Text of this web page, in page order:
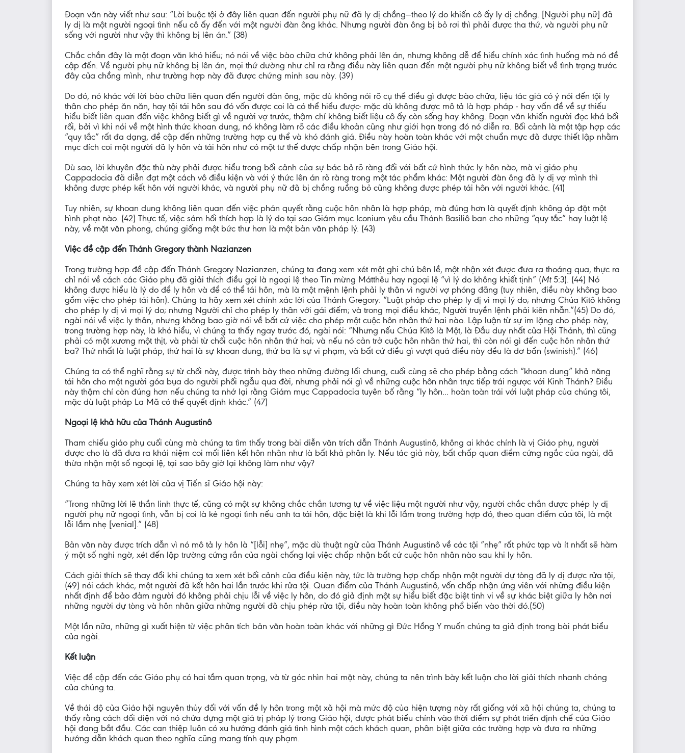
Đoạn văn này viết như sau: “Lời buộc tội ở đây liên quan đến người phụ nữ đã ly dị chồng—theo lý do khiến cô ấy ly dị chồng. [Người phụ nữ] đã
ly dị là một người ngoại tình nếu cô ấy đến với một người đàn ông khác. Nhưng người đàn ông bị bỏ rơi thì phải được tha thứ, và người phụ nữ
sống với người như vậy thì không bị lên án.” (38)
Chắc chắn đây là một đoạn văn khó hiểu; nó nói về việc bào chữa chứ không phải lên án, nhưng không dễ để hiểu chính xác tình huống mà nó đề
cập đến. Về người phụ nữ không bị lên án, mọi thứ dường như chỉ ra rằng điều này liên quan đến một người phụ nữ không biết về tình trạng trước
đây của chồng mình, như trường hợp này đã được chứng minh sau này. (39)
Do đó, nó khác với lời bào chữa liên quan đến người đàn ông, mặc dù không nói rõ cụ thể điều gì được bào chữa, liệu tác giả có ý nói đến tội ly
thân cho phép ăn năn, hay tội tái hôn sau đó vốn được coi là có thể hiểu được- mặc dù không được mô tả là hợp pháp - hay vấn đề về sự thiếu
hiểu biết liên quan đến việc không biết gì về người vợ trước, thậm chí không biết liệu cô ấy còn sống hay không. Đoạn văn khiến người đọc khá bối
rối, bởi vì khi nói về một hình thức khoan dung, nó không làm rõ các điều khoản cũng như giới hạn trong đó nó diễn ra. Bối cảnh là một tập hợp các
“quy tắc” rất đa dạng, đề cập đến những trường hợp cụ thể và khó đánh giá. Điều này hoàn toàn khác với một chuẩn mực đã được thiết lập nhằm
mục đích coi một người đã ly hôn và tái hôn như có một tư thế được chấp nhận bên trong Giáo hội.
Dù sao, lời khuyên đặc thù này phải được hiểu trong bối cảnh của sự bác bỏ rõ ràng đối với bất cứ hình thức ly hôn nào, mà vị giáo phụ
Cappadocia đã diễn đạt một cách vô điều kiện và với ý thức lên án rõ ràng trong một tác phẩm khác: Một người đàn ông đã ly dị vợ mình thì
không được phép kết hôn với người khác, và người phụ nữ đã bị chồng ruồng bỏ cũng không được phép tái hôn với người khác. (41)
Tuy nhiên, sự khoan dung không liên quan đến việc phán quyết rằng cuộc hôn nhân là hợp pháp, mà đúng hơn là quyết định không áp đặt một
hình phạt nào. (42) Thực tế, việc sám hối thích hợp là lý do tại sao Giám mục Iconium yêu cầu Thánh Basiliô ban cho những “quy tắc” hay luật lệ
này, về mặt văn phong, chúng giống một bức thư hơn là một bản văn pháp lý. (43)
Việc đề cập đến Thánh Gregory thành Nazianzen
Trong trường hợp đề cập đến Thánh Gregory Nazianzen, chúng ta đang xem xét một ghi chú bên lề, một nhận xét được đưa ra thoáng qua, thực ra
chỉ nói về cách các Giáo phụ đã giải thích điều gọi là ngoại lệ theo Tin mừng Mátthêu hay ngoại lệ “vì lý do không khiết tịnh” (Mt5:3). (44) Nó
không được hiểu là lý do để ly hôn và để có thể tái hôn, mà là một mệnh lệnh phải ly thân vì người vợ phóng đãng (tuy nhiên, điều này không bao
gồm việc cho phép tái hôn). Chúng ta hãy xem xét chính xác lời của Thánh Gregory: “Luật pháp cho phép ly dị vì mọi lý do; nhưng Chúa Kitô không
cho phép ly dị vì mọi lý do; nhưng Người chỉ cho phép ly thân với gái điếm; và trong mọi điều khác, Người truyền lệnh phải kiên nhẫn.”(45) Do đó,
ngài nói về việc ly thân, nhưng không bao giờ nói về bất cứ việc cho phép một cuộc hôn nhân thứ hai nào. Lập luận từ sự im lặng cho phép này,
trong trường hợp này, là khó hiểu, vì chúng ta thấy ngay trước đó, ngài nói: “Nhưng nếu Chúa Kitô là Một, là Đầu duy nhất của Hội Thánh, thì cũng
phải có một xương một thịt, và phải từ chối cuộc hôn nhân thứ hai; và nếu nó cản trở cuộc hôn nhân thứ hai, thì còn nói gì đến cuộc hôn nhân thứ
ba? Thứ nhất là luật pháp, thứ hai là sự khoan dung, thứ ba là sự vi phạm, và bất cứ điều gì vượt quá điều này đều là dơ bẩn (swinish).” (46)
Chúng ta có thể nghĩ rằng sự từ chối này, được trình bày theo những đường lối chung, cuối cùng sẽ cho phép bằng cách “khoan dung” khả năng
tái hôn cho một người góa bụa do người phối ngẫu qua đời, nhưng phải nói gì về những cuộc hôn nhân trực tiếp trái ngược với Kinh Thánh? Điều
này thậm chí còn đúng hơn nếu chúng ta nhớ lại rằng Giám mục Cappadocia tuyên bố rằng “ly hôn... hoàn toàn trái với luật pháp của chúng tôi,
mặc dù luật pháp La Mã có thể quyết định khác.” (47)
Ngoại lệ khả hữu của Thánh Augustinô
Tham chiếu giáo phụ cuối cùng mà chúng ta tìm thấy trong bài diễn văn trích dẫn Thánh Augustinô, không ai khác chính là vị Giáo phụ, người
được cho là đã đưa ra khái niệm coi mối liên kết hôn nhân như là bất khả phân ly. Nếu tác giả này, bất chấp quan điểm cứng ngắc của ngài, đã
thừa nhận một số ngoại lệ, tại sao bây giờ lại không làm như vậy?
Chúng ta hãy xem xét lời của vị Tiến sĩ Giáo hội này:
“Trong những lời lẽ thần linh thực tế, cũng có một sự không chắc chắn tương tự về việc liệu một người như vậy, người chắc chắn được phép ly dị
người phụ nữ ngoại tình, vẫn bị coi là kẻ ngoại tình nếu anh ta tái hôn, đặc biệt là khi lỗi lầm trong trường hợp đó, theo quan điểm của tôi, là một
lỗi lầm nhẹ [venial].” (48)
Bản văn này được trích dẫn vì nó mô tả ly hôn là “[lỗi] nhẹ”, mặc dù thuật ngữ của Thánh Augustinô về các tội “nhẹ” rất phức tạp và ít nhất sẽ hàm
ý một số nghi ngờ, xét đến lập trường cứng rắn của ngài chống lại việc chấp nhận bất cứ cuộc hôn nhân nào sau khi ly hôn.
Cách giải thích sẽ thay đổi khi chúng ta xem xét bối cảnh của điều kiện này, tức là trường hợp chấp nhận một người dự tòng đã ly dị được rửa tội,
(49) nói cách khác, một người đã kết hôn hai lần trước khi rửa tội. Quan điểm của Thánh Augustinô, vốn chấp nhận ứng viên với những điều kiện
nhất định để bảo đảm người đó không phải chịu lỗi về việc ly hôn, do đó giả định một sự hiểu biết đặc biệt tinh vi về sự khác biệt giữa ly hôn nơi
những người dự tòng và hôn nhân giữa những người đã chịu phép rửa tội, điều này hoàn toàn không phổ biến vào thời đó.(50)
Một lần nữa, những gì xuất hiện từ việc phân tích bản văn hoàn toàn khác với những gì Đức Hồng Y muốn chúng ta giả định trong bài phát biểu
của ngài.
Kết luận
Việc đề cập đến các Giáo phụ có hai tầm quan trọng, và từ góc nhìn hai mặt này, chúng ta nên trình bày kết luận cho lời giải thích nhanh chóng
của chúng ta.
Về thái độ của Giáo hội nguyên thủy đối với vấn đề ly hôn trong một xã hội mà mức độ của hiện tượng này rất giống với xã hội chúng ta, chúng ta
thấy rằng cách đối diện với nó chứa đựng một giá trị pháp lý trong Giáo hội, được phát biểu chính vào thời điểm sự phát triển định chế của Giáo
hội đang bắt đầu. Các can thiệp luôn có xu hướng đánh giá tình hình một cách khách quan, phân biệt giữa các trường hợp và đưa ra những
hướng dẫn khách quan theo nghĩa cũng mang tính quy phạm.